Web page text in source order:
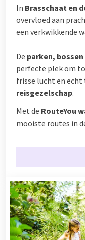
In Brasschaat en
overvloed aan
een verkwikkende
De parken,
perfecte plek om
frisse lucht en echt
reisgezelschap.
Met de RouteYou
mooiste routes in